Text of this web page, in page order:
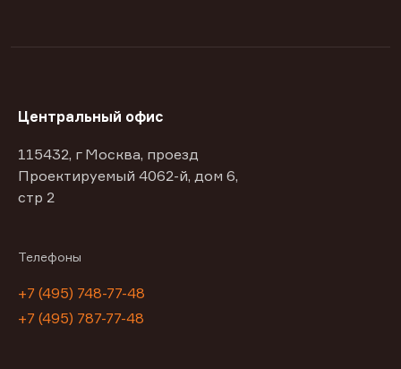
Центральный офис
115432, г Москва, проезд
Проектируемый 4062-й, дом 6,
стр 2
Телефоны
+7 (495) 748-77-48
+7 (495) 787-77-48